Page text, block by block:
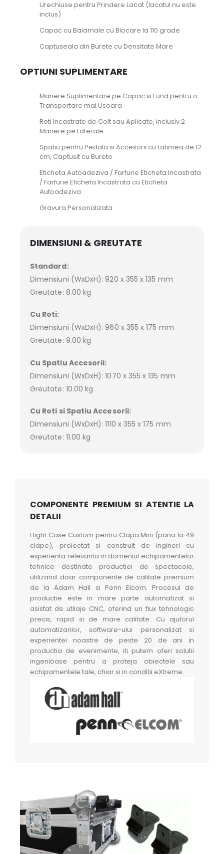
Urechiuse pentru Prindere Lacat (lacatul nu este
inclus)
Capac cu Balamale cu Blocare la 110 grade
Captuseala din Burete cu Densitate Mare
OPTIUNI SUPLIMENTARE
Manere Suplimentare pe Capac si Fund pentru o
Transportare mai Usoara
Roti Incastrate de Colt sau Aplicate, inclusiv 2
Manere pe Laterale
Spatiu pentru Pedala si Accesorii cu Latimea de 12
cm, Captusit cu Burete
Eticheta Autoadeziva / Farfurie Eticheta Incastrata
/ Farfurie Eticheta Incastrata cu Eticheta
Autoadeziva
Gravura Personalizata
DIMENSIUNI & GREUTATE
Standard:
Dimensiuni (WxDxH): 920 x 355 x 135 mm
Greutate: 8.00 kg
Cu Roti:
Dimensiuni (WxDxH): 960 x 355 x 175 mm
Greutate: 9.00 kg
Cu Spatiu Accesorii:
Dimensiuni (WxDxH): 1070 x 355 x 135 mm
Greutate: 10.00 kg
Cu Roti si Spatiu Accesorii:
Dimensiuni (WxDxH): 1110 x 355 x 175 mm
Greutate: 11.00 kg
COMPONENTE PREMIUM SI ATENTIE LA
DETALII
Flight Case Custom pentru Clapa Mini (pana la 49
clape), proiectat si construit de ingineri cu
experienta relevanta in domeniul echipamentelor
tehnice destinate productiei de spectacole,
utilizand doar componente de calitate premium
de la Adam Hall si Penn Elcom. Procesul de
productie este in mare parte automatizat si
asistat de utilaje CNC, oferind un flux tehnologic
precis, rapid si de mare calitate. Cu ajutorul
automatizarilor, software-ului personalizat si
experientei noastre de peste 20 de ani in
productia de evenimente, iti putem oferi solutii
ingenioase pentru a proteja obiectele sau
echipamentele tale, chiar si in conditii eXtreme.